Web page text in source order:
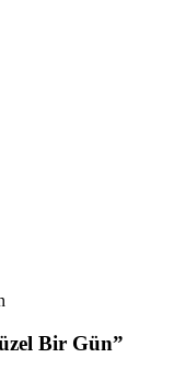
Bir Gün”